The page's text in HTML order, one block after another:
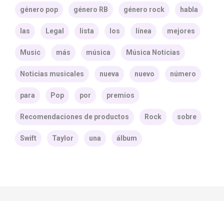
género pop género RB género rock habla
las Legal lista los línea mejores
Music más música Música Noticias
Noticias musicales nueva nuevo número
para Pop por premios
Recomendaciones de productos Rock sobre
Swift Taylor una álbum